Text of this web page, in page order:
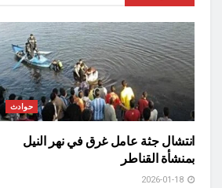
حوادث
انتشال جثة عامل غرق في نهر النيل
بمنشأة القناطر